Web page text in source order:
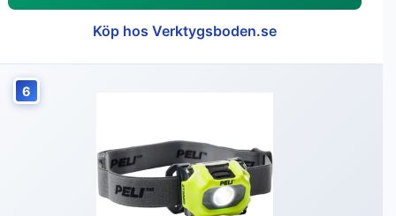
Köp hos Verktygsboden.se
6